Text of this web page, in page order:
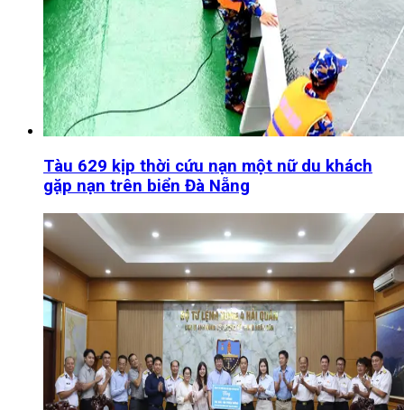
Tàu 629 kịp thời cứu nạn một nữ du khách
gặp nạn trên biển Đà Nẵng